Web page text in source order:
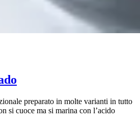
preparato in molte varianti in tutto
si cuoce ma si marina con l’acido